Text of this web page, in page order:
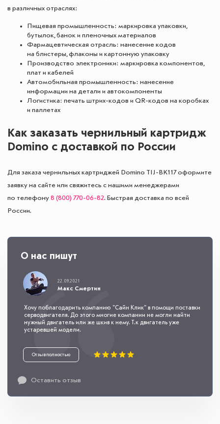
в различных отраслях:
Пищевая промышленность: маркировка упаковки,
бутылок, банок и пленочных материалов
Фармацевтическая отрасль: нанесение кодов
на блистеры, флаконы и картонную упаковку
Производство электроники: маркировка компонентов,
плат и кабелей
Автомобильная промышленность: нанесение
информации на детали и автокомпоненты
Логистика: печать штрих-кодов и QR-кодов на коробках
и паллетах
Как заказать чернильный картридж
Domino с доставкой по России
Для заказа чернильных картриджей Domino TIJ-BK117 оформите
заявку на сайте или свяжитесь с нашими менеджерами
по телефону 8 (800) 770-06-82. Быстрая доставка по всей
России.
О нас пишут
Оставить отзыв
22.09.2021
Макс Смертин
Хочу поблагодарить компанию "Сайн Клик" в помощи поставки
серводвигателя. До этого многие компании не могли найти
нужный двигатель или же шкив к нему. Т.к двигатель уже
устаревшей модели.
Отзыв полностью